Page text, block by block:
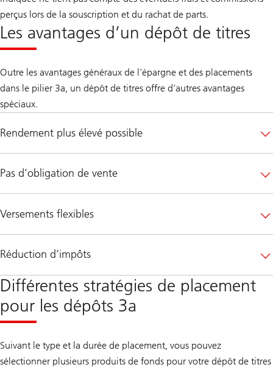
perçus lors de la souscription et du rachat de parts.
Les avantages d’un dépôt de titres
Outre les avantages généraux de l’épargne et des placements
dans le pilier 3a, un dépôt de titres offre d’autres avantages
spéciaux.
Rendement plus élevé possible
Pas d’obligation de vente
Versements flexibles
Réduction d’impôts
Différentes stratégies de placement
pour les dépôts 3a
Suivant le type et la durée de placement, vous pouvez
sélectionner plusieurs produits de fonds pour votre dépôt de titres